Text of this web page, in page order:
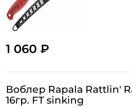
1 060 ₽
Воблер Rapala Rattlin'
16гр. FT sinking